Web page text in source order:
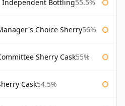
Independent Bottling55.5%
Choice Sherry56%
Sherry Cask55%
Cask54.5%